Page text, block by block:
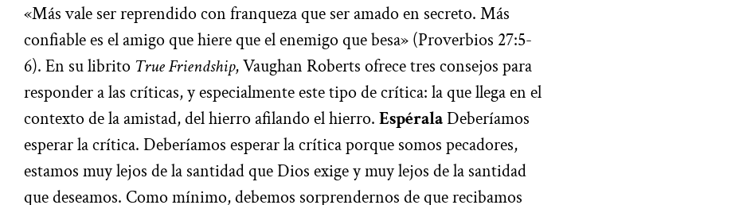
«Más vale ser reprendido con franqueza que ser amado en secreto. Más
confiable es el amigo que hiere que el enemigo que besa» (Proverbios 27:5-
6). En su librito True Friendship, Vaughan Roberts ofrece tres consejos para
responder a las críticas, y especialmente este tipo de crítica: la que llega en el
contexto de la amistad, del hierro afilando el hierro. EspéralaDeberíamos
esperar la crítica. Deberíamos esperar la crítica porque somos pecadores,
estamos muy lejos de la santidad que Dios exige y muy lejos de la santidad
que deseamos. Como mínimo, debemos sorprendernos de que recibamos